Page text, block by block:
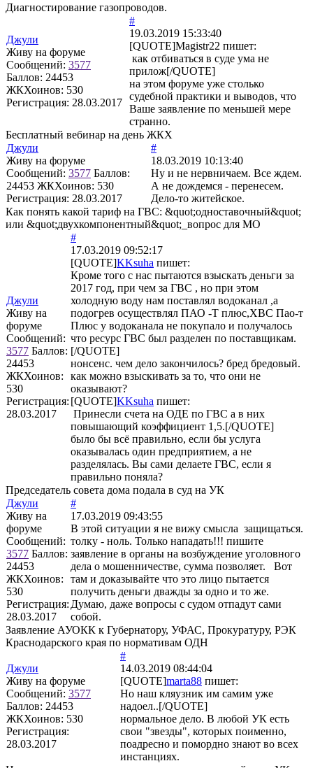
Диагностирование газопроводов.
Джули
Живу на форуме
Сообщений: 3577
Баллов: 24453
ЖКХоинов: 530
Регистрация: 28.03.2017
#
19.03.2019 15:33:40
[QUOTE]Magistr22 пишет:
как отбиваться в суде ума не
прилож[/QUOTE]
на этом форуме уже столько
судебной практики и выводов, что
Ваше заявление по меньшей мере
странно.
Бесплатный вебинар на день ЖКХ
Джули
Живу на форуме
Сообщений: 3577 Баллов:
24453 ЖКХоинов: 530
Регистрация: 28.03.2017
#
18.03.2019 10:13:40
Ну и не нервничаем. Все ждем.
А не дождемся - перенесем.
Дело-то житейское.
Как понять какой тариф на ГВС: &quot;одноставочный&quot;
или &quot;двухкомпонентный&quot;_вопрос для МО
Джули
Живу на
форуме
Сообщений:
3577 Баллов:
24453
ЖКХоинов:
530
Регистрация:
28.03.2017
#
17.03.2019 09:52:17
[QUOTE]KKsuha пишет:
Кроме того с нас пытаются взыскать деньги за
2017 год, при чем за ГВС , но при этом
холодную воду нам поставлял водоканал ,а
подогрев осуществлял ПАО -Т плюс,ХВС Пао-т
Плюс у водоканала не покупало и получалось
что ресурс ГВС был разделен по поставщикам.
[/QUOTE]
нонсенс. чем дело закончилось? бред бредовый.
как можно взыскивать за то, что они не
оказывают?
[QUOTE]KKsuha пишет:
Принесли счета на ОДЕ по ГВС а в них
повышающий коэффициент 1,5.[/QUOTE]
было бы всё правильно, если бы услуга
оказывалась один предприятием, а не
разделялась. Вы сами делаете ГВС, если я
правильно поняла?
Председатель совета дома подала в суд на УК
Джули
Живу на
форуме
Сообщений:
3577 Баллов:
24453
ЖКХоинов:
530
Регистрация:
28.03.2017
#
17.03.2019 09:43:55
В этой ситуации я не вижу смысла защищаться.
толку - ноль. Только нападать!!! пишите
заявление в органы на возбуждение уголовного
дела о мошенничестве, сумма позволяет. Вот
там и доказывайте что это лицо пытается
получить деньги дважды за одно и то же.
Думаю, даже вопросы с судом отпадут сами
собой.
Заявление АУОКК к Губернатору, УФАС, Прокуратуру, РЭК
Краснодарского края по нормативам ОДН
Джули
Живу на форуме
Сообщений: 3577
Баллов: 24453
ЖКХоинов: 530
Регистрация:
28.03.2017
#
14.03.2019 08:44:04
[QUOTE]marta88 пишет:
Но наш кляузник им самим уже
надоел..[/QUOTE]
нормальное дело. В любой УК есть
свои "звезды", которых поименно,
поадресно и помордно знают во всех
инстанциях.